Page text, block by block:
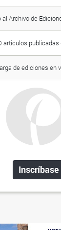
al Archivo de
artículos publicadas
de ediciones en
Inscríbase